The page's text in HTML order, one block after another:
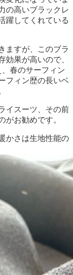
の高いブラックレ
躍してくれている
ますが、このブラ
効果が高いので、
春のサーフィン
フィン歴の長いベ
イスーツ、その前
がお勧めです。
かさは生地性能の